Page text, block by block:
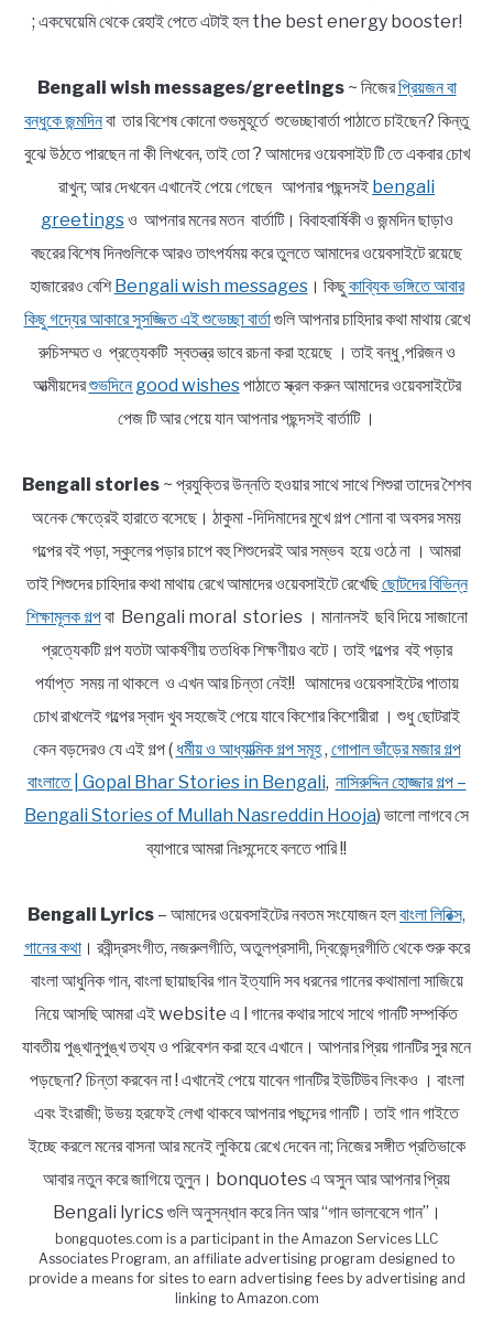
; একঘেয়েমি থেকে রেহাই পেতে এটাই হল the best energy booster!
Bengali wish messages/greetings~ নিজেরপ্রিয়জন বা
বন্ধুকে জন্মদিনবা তার বিশেষ কোনো শুভমুহূর্তে শুভেচ্ছাবার্তা পাঠাতে চাইছেন? কিন্তু
বুঝে উঠতে পারছেন না কী লিখবেন, তাই তো ? আমাদের ওয়েবসাইট টি তে একবার চোখ
রাখুন; আর দেখবেন এখানেই পেয়ে গেছেন আপনার পছন্দসই bengali
greetingsও আপনার মনের মতন বার্তাটি। বিবাহবার্ষিকী ও জন্মদিন ছাড়াও
বছরের বিশেষ দিনগুলিকে আরও তাৎপর্যময় করে তুলতে আমাদের ওয়েবসাইটে রয়েছে
হাজারেরও বেশিBengali wish messages। কিছুকাব্যিক ভঙ্গিতে আবার
কিছু গদ্যের আকারে সুসজ্জিত এই শুভেচ্ছা বার্তাগুলি আপনার চাহিদার কথা মাথায় রেখে
রুচিসম্মত ও প্রত্যেকটি স্বতন্ত্র ভাবে রচনা করা হয়েছে । তাই বন্ধু ,পরিজন ও
আত্মীয়দেরশুভদিনে good wishesপাঠাতে স্ক্রল করুন আমাদের ওয়েবসাইটের
পেজ টি আর পেয়ে যান আপনার পছন্দসই বার্তাটি ।
Bengali stories ~ প্রযুক্তির উন্নতি হওয়ার সাথে সাথে শিশুরা তাদের শৈশব
অনেক ক্ষেত্রেই হারাতে বসেছে। ঠাকুমা -দিদিমাদের মুখে গল্প শোনা বা অবসর সময়
গল্পের বই পড়া, স্কুলের পড়ার চাপে বহু শিশুদেরই আর সম্ভব হয়ে ওঠে না । আমরা
তাই শিশুদের চাহিদার কথা মাথায় রেখে আমাদের ওয়েবসাইটে রেখেছিছোটদের বিভিন্ন
শিক্ষামূলক গল্পবা Bengali moral stories । মানানসই ছবি দিয়ে সাজানো
প্রত্যেকটি গল্প যতটা আকর্ষণীয় ততধিক শিক্ষণীয়ও বটে। তাই গল্পের বই পড়ার
পর্যাপ্ত সময় না থাকলে ও এখন আর চিন্তা নেই!! আমাদের ওয়েবসাইটের পাতায়
চোখ রাখলেই গল্পের স্বাদ খুব সহজেই পেয়ে যাবে কিশোর কিশোরীরা । শুধু ছোটরাই
কেন বড়দেরও যে এই গল্প ( ধর্মীয় ও আধ্যাত্মিক গল্প সমূহ, গোপাল ভাঁড়ের মজার গল্প
বাংলাতে | Gopal Bhar Stories in Bengali, নাসিরুদ্দিন হোজ্জার গল্প –
Bengali Stories of Mullah Nasreddin Hooja) ভালো লাগবে সে
ব্যাপারে আমরা নিঃসন্দেহে বলতে পারি !!
Bengali Lyrics – আমাদের ওয়েবসাইটের নবতম সংযোজন হলবাংলা লিরিক্স,
গানের কথা। রবীন্দ্রসংগীত, নজরুলগীতি, অতুলপ্রসাদী, দ্বিজেন্দ্রগীতি থেকে শুরু করে
বাংলা আধুনিক গান, বাংলা ছায়াছবির গান ইত্যাদি সব ধরনের গানের কথামালা সাজিয়ে
নিয়ে আসছি আমরা এই website এ l গানের কথার সাথে সাথে গানটি সম্পর্কিত
যাবতীয় পুঙ্খানুপুঙ্খ তথ্য ও পরিবেশন করা হবে এখানে। আপনার প্রিয় গানটির সুর মনে
পড়ছেনা? চিন্তা করবেন না ! এখানেই পেয়ে যাবেন গানটির ইউটিউব লিংকও । বাংলা
এবং ইংরাজী; উভয় হরফেই লেখা থাকবে আপনার পছন্দের গানটি। তাই গান গাইতে
ইচ্ছে করলে মনের বাসনা আর মনেই লুকিয়ে রেখে দেবেন না; নিজের সঙ্গীত প্রতিভাকে
আবার নতুন করে জাগিয়ে তুলুন। bonquotes এ অসুন আর আপনার প্রিয়
Bengali lyrics গুলি অনুসন্ধান করে নিন আর “গান ভালবেসে গান”।
bongquotes.com is a participant in the Amazon Services LLC
Associates Program, an affiliate advertising program designed to
provide a means for sites to earn advertising fees by advertising and
linking to Amazon.com